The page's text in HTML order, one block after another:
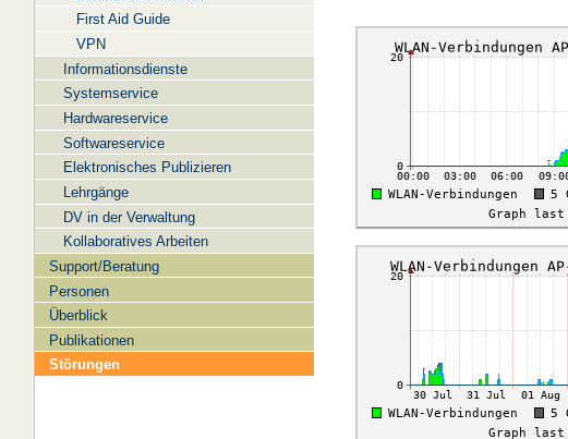
First Aid Guide
VPN
Informationsdienste
Systemservice
Hardwareservice
Softwareservice
Elektronisches Publizieren
Lehrgänge
DV in der Verwaltung
Kollaboratives Arbeiten
Support/Beratung
Personen
Überblick
Publikationen
Störungen